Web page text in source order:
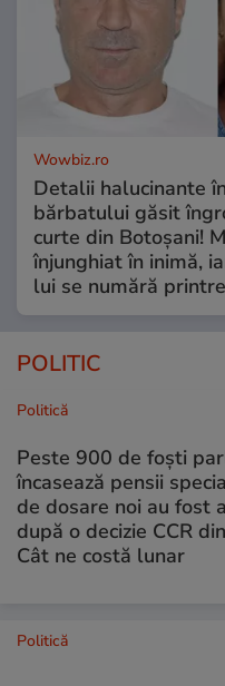
Wowbiz.ro
Detalii halucinante
bărbatului găsit
curte din Botoșani!
înjunghiat în inimă,
lui se numără
POLITIC
Politică
Peste 900 de foști
încasează pensii
de dosare noi au fost
după o decizie CCR
Cât ne costă lunar
Politică